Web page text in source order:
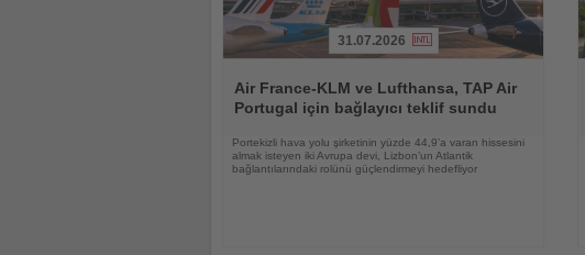
Oku
31.07.2026
Air France-KLM ve Lufthansa, TAP Air
Portugal için bağlayıcı teklif sundu
Portekizli hava yolu şirketinin yüzde 44,9’a varan hissesini
almak isteyen iki Avrupa devi, Lizbon’un Atlantik
bağlantılarındaki rolünü güçlendirmeyi hedefliyor